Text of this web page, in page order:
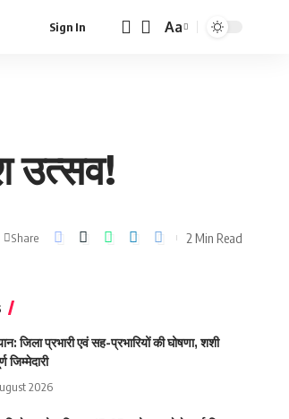
Sign In
Font
Aa
उत्सव!
Share 2 Min Read
जिला प्रभारी एवं सह-प्रभारियों की घोषणा, शशी
जिम्मेदारी
2026